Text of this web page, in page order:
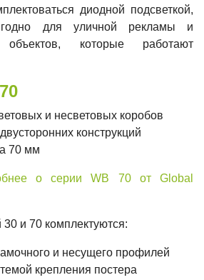
диодной подсветкой,
для уличной рекламы и
объектов, которые работают
и несветовых коробов
конструкций
70 мм
о серии WB 70 от Global
и 70 комплектуются:
и несущего профилей
крепления постера